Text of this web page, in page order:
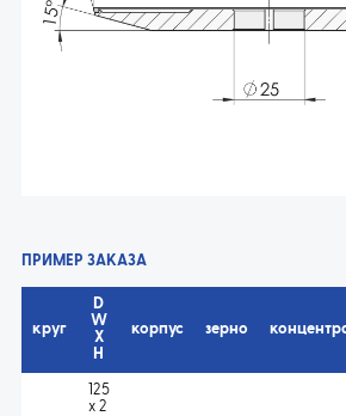
ПРИМЕР ЗАКАЗА
круг
D
W
X
H
корпус зерно
125
x 2